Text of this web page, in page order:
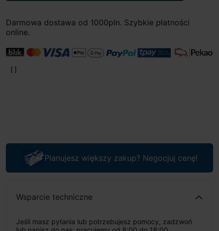
Darmowa dostawa od 1000pln. Szybkie płatności
online.
Planujesz większy zakup? Negocjuj cenę!
Wsparcie techniczne
Jeśli masz pytania lub potrzebujesz pomocy, zadzwoń